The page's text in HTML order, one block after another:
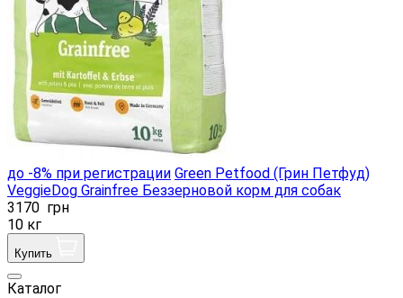
до -8% при регистрации Green Petfood (Грин Петфуд)
VeggieDog Grainfree Беззерновой корм для собак
3170 грн
10 кг
Купить
Каталог